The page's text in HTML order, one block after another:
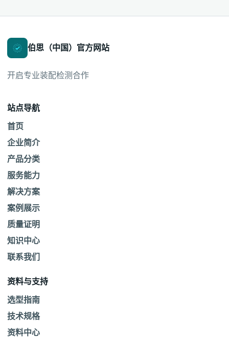
伯思（中国）官方网站
开启专业装配检测合作
站点导航
首页
企业简介
产品分类
服务能力
解决方案
案例展示
质量证明
知识中心
联系我们
资料与支持
选型指南
技术规格
资料中心